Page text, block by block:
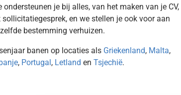
ondersteunen je bij alles, van het maken van je CV,
en we stellen je ook voor aan
bestemming verhuizen.
banen op locaties als Griekenland, Malta,
, Portugal, Letland en Tsjechië.